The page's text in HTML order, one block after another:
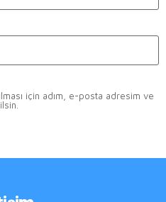
için adım, e-posta adresim ve